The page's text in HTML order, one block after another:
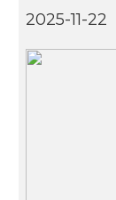
2025-11-22